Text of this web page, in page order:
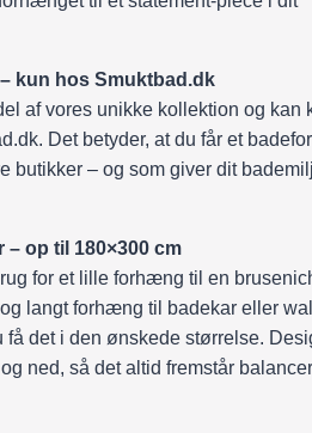
kun hos Smuktbad.dk
af vores unikke kollektion og kan
Det betyder, at du får et
butikker – og som giver dit
– op til 180×300 cm
for et lille forhæng til en
langt forhæng til badekar eller
få det i den ønskede størrelse.
ned, så det altid fremstår